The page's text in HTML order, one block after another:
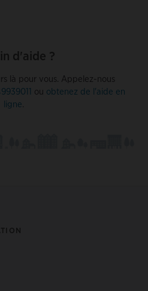
d'aide ?
là pour vous. Appelez-nous
ou obtenez de l'aide en
ligne.